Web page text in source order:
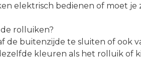
elektrisch bedienen of moet je
rolluiken?
de buitenzijde te sluiten of ook
kleuren als het rolluik of